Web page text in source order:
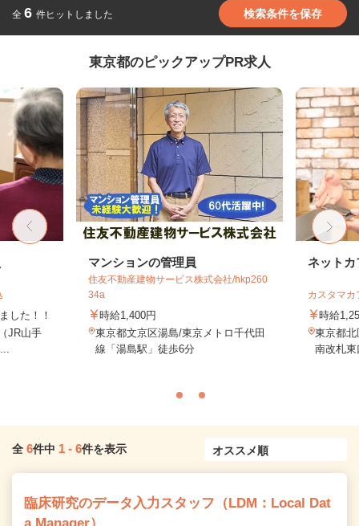
全 6 件ヒットしました 検索条件を保存
東京都のピックアップPR求人
した！！
JR山手
マンションの管理員
住友不動産建物サービス株式会社/hkp260
34a
時給1,400円
東京都文京区湯島/東京メトロ千代田
線「湯島駅」徒歩6分
ネットカ
カスタマ
時給
東京都北
南改札
全 6件中 1 - 6件を表示
臨床研究のデータ入力スタッフ（LDM：Local Dat
a Manager）